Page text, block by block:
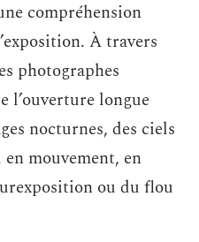
compréhension
À travers
photographes
l’ouverture longue
nocturnes, des ciels
en mouvement, en
ou du flou